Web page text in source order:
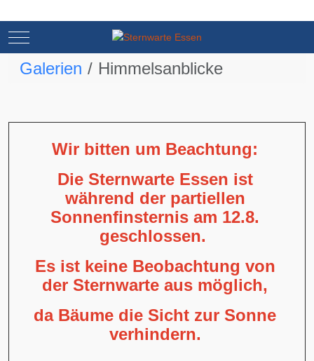
Mobile Menu Toggle
Galerien Himmelsanblicke
Wir bitten um Beachtung:
Die Sternwarte Essen ist
während der partiellen
Sonnenfinsternis am 12.8.
geschlossen.
Es ist keine Beobachtung von
der Sternwarte aus möglich,
da Bäume die Sicht zur Sonne
verhindern.